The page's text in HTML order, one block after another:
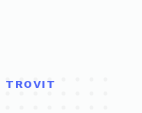
TROVIT